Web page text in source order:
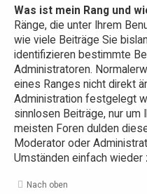
Was ist mein Rang und
Ränge, die unter Ihrem
wie viele Beiträge Sie
identifizieren bestimmte
Administratoren.
eines Ranges nicht direkt
Administration festgelegt
sinnlosen Beiträge, nur um
meisten Foren dulden
Moderator oder
Umständen einfach wieder
Nach oben